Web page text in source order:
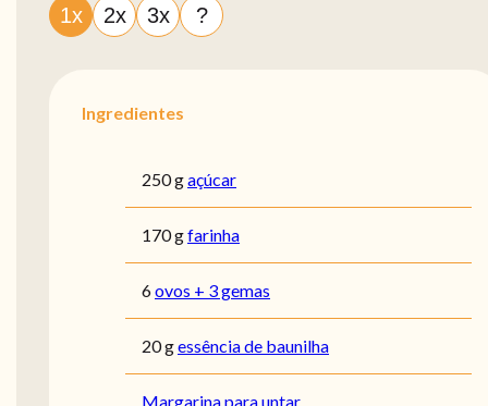
1x 2x 3x ?
Ingredientes
250 gaçúcar
170 gfarinha
6ovos + 3 gemas
20 gessência de baunilha
Margarina para untar